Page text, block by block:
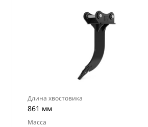
Длина хвостовика
861 мм
Масса